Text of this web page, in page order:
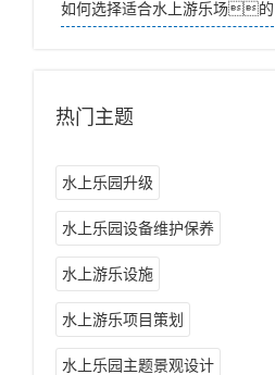
如何选择适合水上游乐场的
热门主题
水上乐园升级
水上乐园设备维护保养
水上游乐设施
水上游乐项目策划
水上乐园主题景观设计